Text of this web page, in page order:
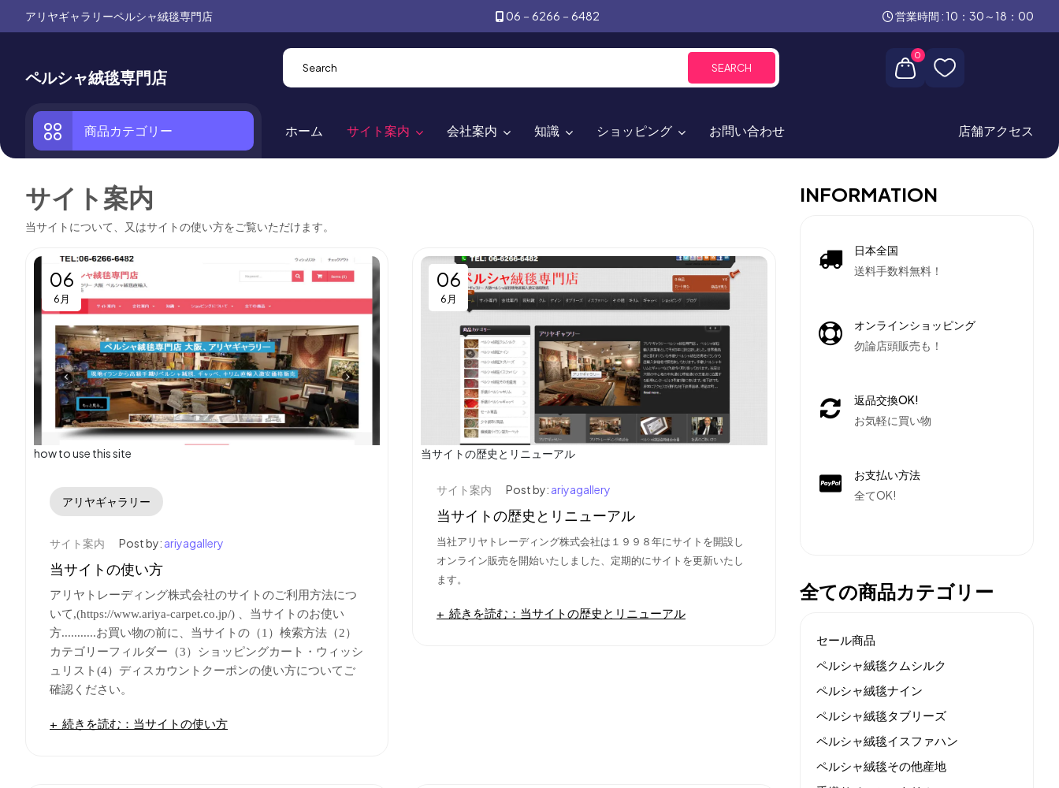
アリヤギャラリーペルシャ絨毯専門店 06－6266－6482 営業時間 : 10：30～18：00
ペルシャ絨毯専門店 SEARCH
0
商品カテゴリー ホーム サイト案内 会社案内 知識 ショッピング お問い合わせ 店舗アクセス
サイト案内
当サイトについて、又はサイトの使い方をご覧いただけます。
how to use this site
06
6月
アリヤギャラリー
サイト案内 Post by: ariyagallery
当サイトの使い方
アリヤトレーディング株式会社のサイトのご利用方法につ
いて,(https://www.ariya-carpet.co.jp/) 、当サイトのお使い
方...........お買い物の前に、当サイトの（1）検索方法（2）
カテゴリーフィルダー（3）ショッピングカート・ウィッシ
ュリスト(4）ディスカウントクーポンの使い方についてご
確認ください。
続きを読む：当サイトの使い方
当サイトの歴史とリニューアル
06
6月
サイト案内 Post by: ariyagallery
当サイトの歴史とリニューアル
当社アリヤトレーディング株式会社は１９９８年にサイトを開設し
オンライン販売を開始いたしました、定期的にサイトを更新いたし
ます。
続きを読む：当サイトの歴史とリニューアル
INFORMATION
日本全国
送料手数料無料！
オンラインショッピング
勿論店頭販売も！
返品交換OK!
お気軽に買い物
お支払い方法
全てOK!
全ての商品カテゴリー
セール商品
ペルシャ絨毯クムシルク
ペルシャ絨毯ナイン
ペルシャ絨毯タブリーズ
ペルシャ絨毯イスファハン
ペルシャ絨毯その他産地